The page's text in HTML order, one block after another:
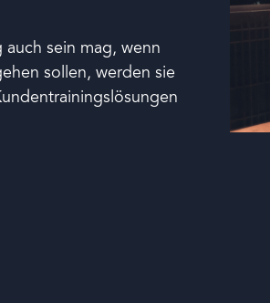
sein mag, wenn
sollen, werden sie